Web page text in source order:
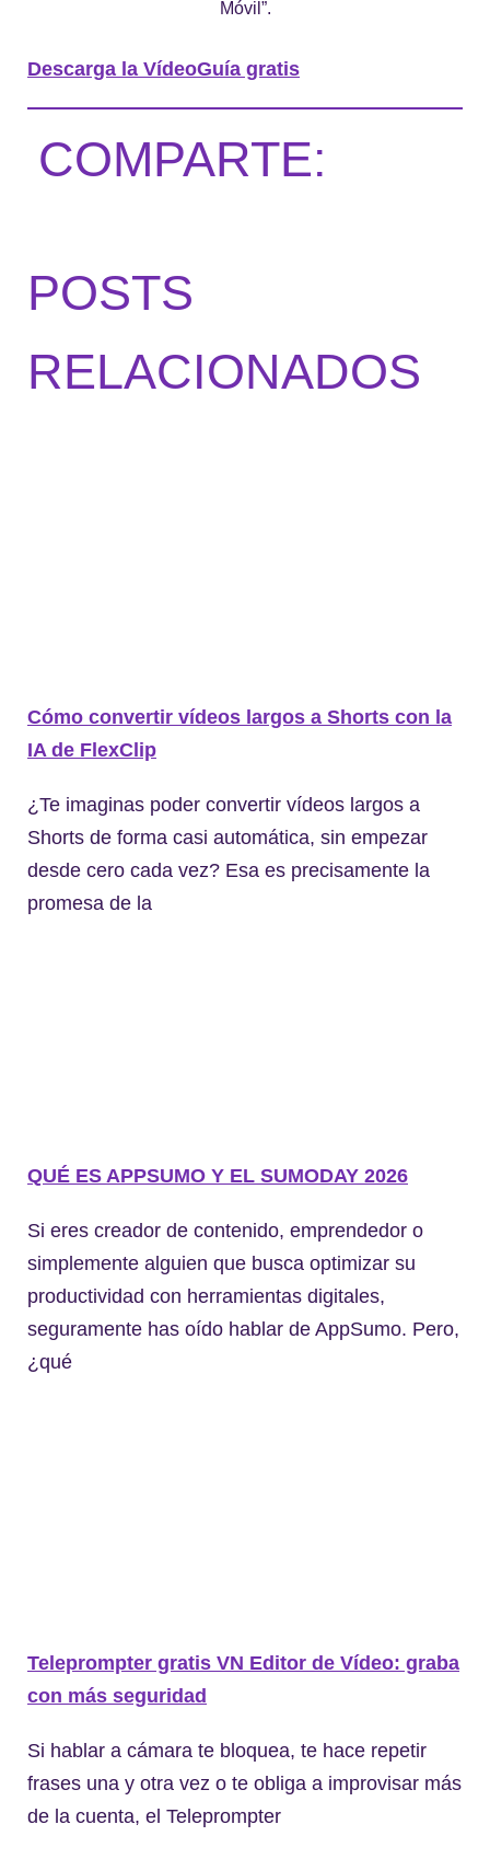
Móvil”.
Descarga la VídeoGuía gratis
COMPARTE:
POSTS
RELACIONADOS
Cómo convertir vídeos largos a Shorts con la
IA de FlexClip
¿Te imaginas poder convertir vídeos largos a
Shorts de forma casi automática, sin empezar
desde cero cada vez? Esa es precisamente la
promesa de la
QUÉ ES APPSUMO Y EL SUMODAY 2026
Si eres creador de contenido, emprendedor o
simplemente alguien que busca optimizar su
productividad con herramientas digitales,
seguramente has oído hablar de AppSumo. Pero,
¿qué
Teleprompter gratis VN Editor de Vídeo: graba
con más seguridad
Si hablar a cámara te bloquea, te hace repetir
frases una y otra vez o te obliga a improvisar más
de la cuenta, el Teleprompter